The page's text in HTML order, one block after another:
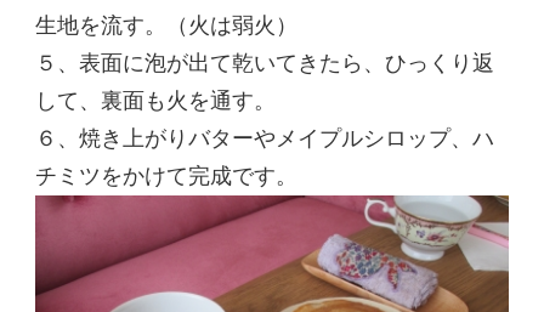
生地を流す。（火は弱火）
５、表面に泡が出て乾いてきたら、ひっくり返
して、裏面も火を通す。
６、焼き上がりバターやメイプルシロップ、ハ
チミツをかけて完成です。